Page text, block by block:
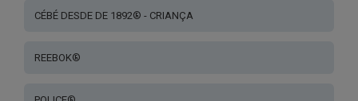
CÉBÉ DESDE DE 1892® - CRIANÇA
REEBOK®